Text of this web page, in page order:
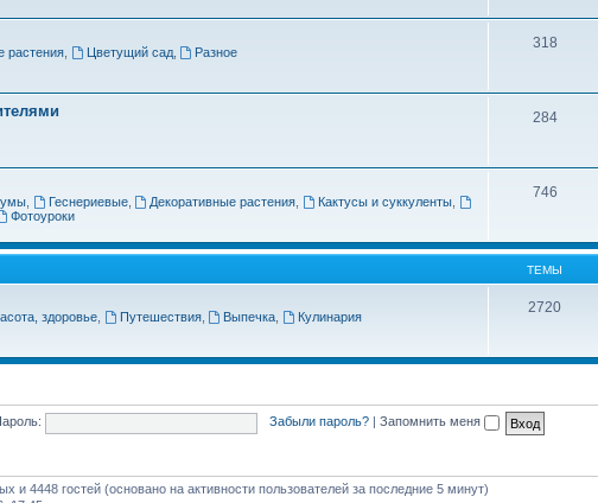
растения, Цветущий сад, Разное
318
284
, Геснериевые, Декоративные растения Кактусы и суккуленты
Фотоуроки
746
ТЕМЫ
здоровье, Путешествия, Выпечка Кулинария
2720
Забыли пароль? Запомнить меня
и 4448 гостей (основано на активности пользователей за последние 5 минут)